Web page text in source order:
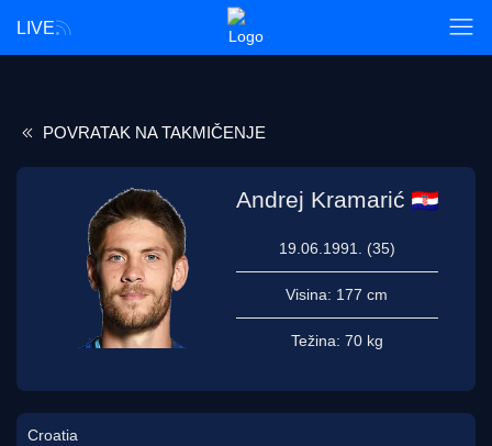
LIVE
POVRATAK NA TAKMIČENJE
Andrej Kramarić
19.06.1991. (35)
Visina: 177 cm
Težina: 70 kg
Croatia